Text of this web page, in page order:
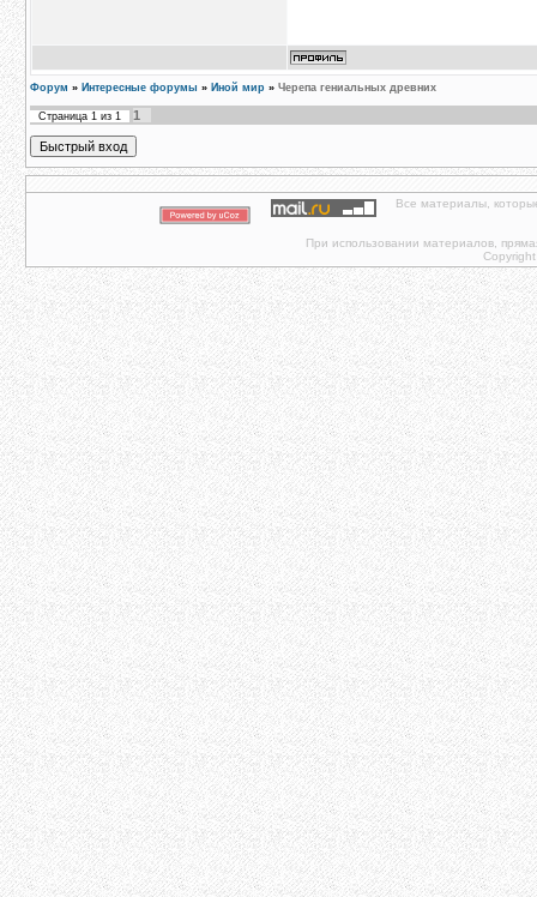
Форум » Интересные форумы » Иной мир » Черепа гениальных древних
Страница 1 из 1 1
Все материалы,
При использовании материалов,